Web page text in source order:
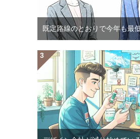
既定路線のとおりで今年も最